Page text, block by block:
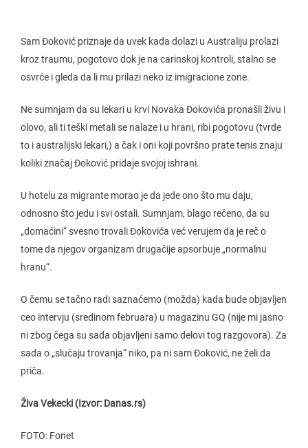
Sam Đoković priznaje da uvek kada dolazi u Australiju prolazi
kroz traumu, pogotovo dok je na carinskoj kontroli, stalno se
osvrće i gleda da li mu prilazi neko iz imigracione zone.
Ne sumnjam da su lekari u krvi Novaka Đokovića pronašli živu i
olovo, ali ti teški metali se nalaze i u hrani, ribi pogotovu (tvrde
to i australijski lekari,) a čak i oni koji površno prate tenis znaju
koliki značaj Đoković pridaje svojoj ishrani.
U hotelu za migrante morao je da jede ono što mu daju,
odnosno što jedu i svi ostali. Sumnjam, blago rečeno, da su
„domaćini“ svesno trovali Đokovića već verujem da je reč o
tome da njegov organizam drugačije apsorbuje „normalnu
hranu“.
O čemu se tačno radi saznaćemo (možda) kada bude objavljen
ceo intervju (sredinom februara) u magazinu GQ (nije mi jasno
ni zbog čega su sada objavljeni samo delovi tog razgovora). Za
sada o „slučaju trovanja“ niko, pa ni sam Đoković, ne želi da
priča.
Živa Vekecki (Izvor: Danas.rs)
FOTO: Fonet